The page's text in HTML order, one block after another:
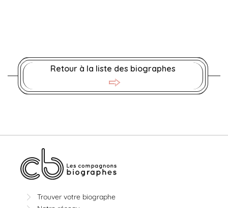
Retour à la liste des biographes
Trouver votre biographe